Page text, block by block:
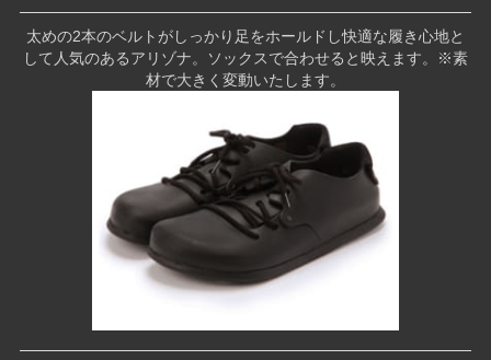
太めの2本のベルトがしっかり足をホールドし快適な履き心地と
して人気のあるアリゾナ。ソックスで合わせると映えます。※素
材で大きく変動いたします。